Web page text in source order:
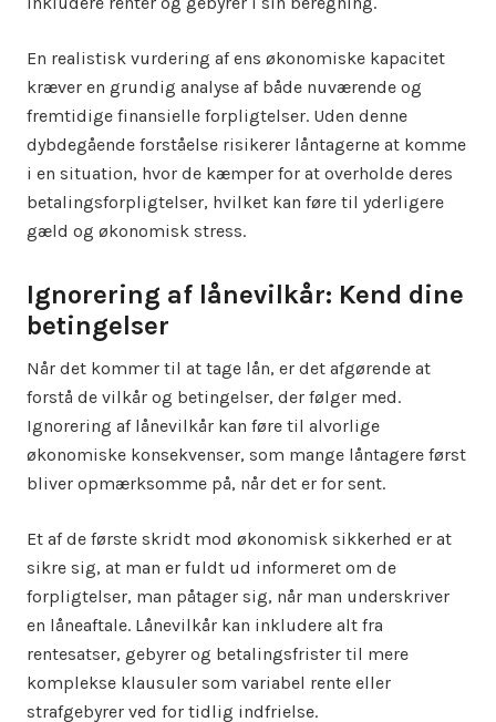
En realistisk vurdering af ens økonomiske kapacitet
kræver en grundig analyse af både nuværende og
fremtidige finansielle forpligtelser. Uden denne
dybdegående forståelse risikerer låntagerne at komme
i en situation, hvor de kæmper for at overholde deres
betalingsforpligtelser, hvilket kan føre til yderligere
gæld og økonomisk stress.
Ignorering af lånevilkår: Kend dine
betingelser
Når det kommer til at tage lån, er det afgørende at
forstå de vilkår og betingelser, der følger med.
Ignorering af lånevilkår kan føre til alvorlige
økonomiske konsekvenser, som mange låntagere først
bliver opmærksomme på, når det er for sent.
Et af de første skridt mod økonomisk sikkerhed er at
sikre sig, at man er fuldt ud informeret om de
forpligtelser, man påtager sig, når man underskriver
en låneaftale. Lånevilkår kan inkludere alt fra
rentesatser, gebyrer og betalingsfrister til mere
komplekse klausuler som variabel rente eller
strafgebyrer ved for tidlig indfrielse.